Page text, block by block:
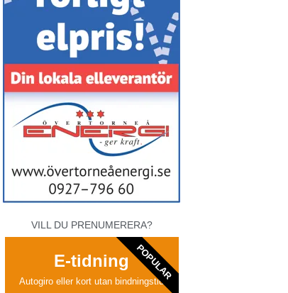
VILL DU PRENUMERERA?
E-tidning
Autogiro eller kort utan bindningstid
POPULAR